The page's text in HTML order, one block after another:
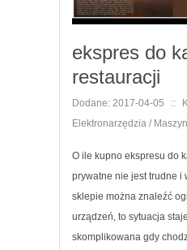
ekspres do
restauracji
Dodane: 2017-04-05 ::
Elektronarzędzia /
O ile kupno ekspresu do
prywatne nie jest trudne i
sklepie można znaleźć
urządzeń, to sytuacja
skomplikowana gdy